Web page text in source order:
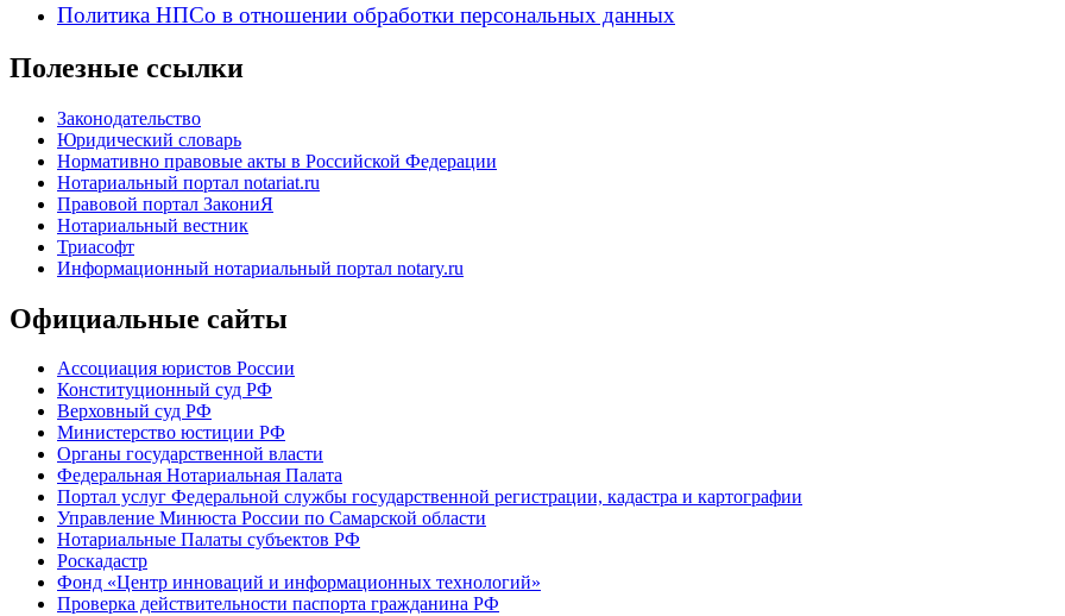
Политика НПСо в отношении обработки персональных данных
Полезные ссылки
Законодательство
Юридический словарь
Нормативно правовые акты в Российской Федерации
Нотариальный портал notariat.ru
Правовой портал ЗакониЯ
Нотариальный вестник
Триасофт
Информационный нотариальный портал notary.ru
Официальные сайты
Ассоциация юристов России
Конституционный суд РФ
Верховный суд РФ
Министерство юстиции РФ
Органы государственной власти
Федеральная Нотариальная Палата
Портал услуг Федеральной службы государственной регистрации, кадастра и картографии
Управление Минюста России по Самарской области
Нотариальные Палаты субъектов РФ
Роскадастр
Фонд «Центр инноваций и информационных технологий»
Проверка действительности паспорта гражданина РФ